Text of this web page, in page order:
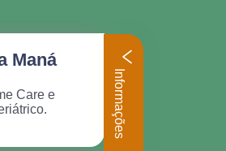
Maná
Care e
Informações